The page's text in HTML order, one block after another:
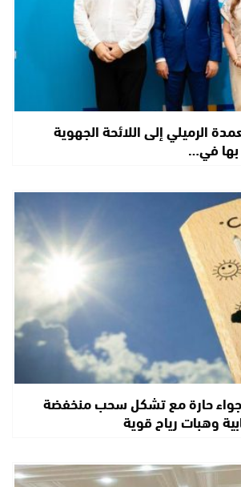
الرميلي إلى اللائحة الجهوية
في…
حارة مع تشكل سحب منخفضة
وهبات رياح قوية